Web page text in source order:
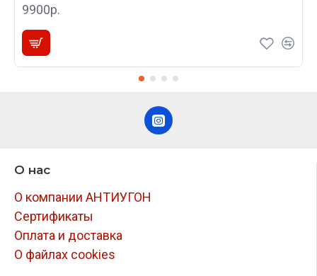
9900р.
О нас
О компании АНТИУГОН
Сертификаты
Оплата и доставка
О файлах cookies